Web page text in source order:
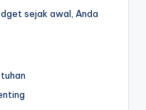
sejak awal, Anda